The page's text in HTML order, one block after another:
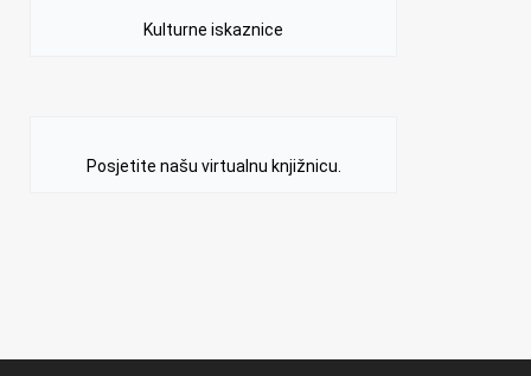
Kulturne iskaznice
Posjetite našu virtualnu knjižnicu.